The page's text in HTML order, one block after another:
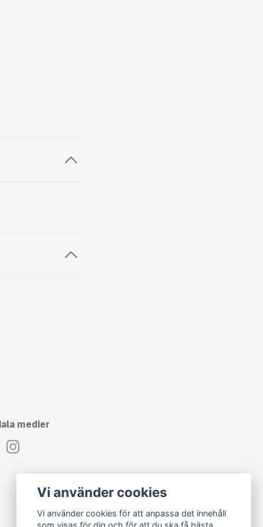
medier
Vi använder cookies
Vi använder cookies för att anpassa det innehåll